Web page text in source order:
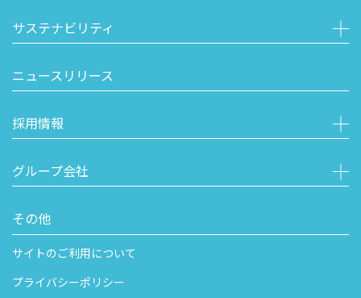
サステナビリティ
ニュースリリース
採用情報
グループ会社
その他
サイトのご利用について
プライバシーポリシー